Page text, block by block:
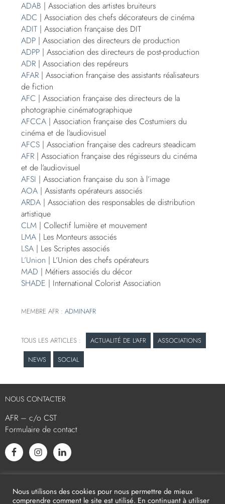
ADAB | Association des artistes bruiteurs
ADC | Association des chefs décorateurs de cinéma
ADIT | Association française des DIT
ADP | Association des directeurs de production
ADPP | Association des directeurs de post-production
ADR | Association des repéreurs
AFAR | Association française des assistants réalisateurs
de fiction
AFC | Association française des directeurs de la
photographie cinématographique
AFCCA | Association française des Costumiers du
cinéma et de l’audiovisuel
AFCS | Association française des cadreurs steadicam
AFR | Association française des régisseurs du cinéma
et de l’audiovisuel
AFSI | Association française du son à l’image
AOA | Assistants opérateurs associés
ARDA | Association des responsables de distribution
artistique
CLM | Collectif lumière et mouvement
LMA | Les Monteurs associés
LSA | Les Scriptes associés
L’Union | L’Union des chefs opérateurs
MAD | Métiers associés du décor
SHADE | International Colorist Association
MEMBRE AFR :ADMINAFR
ACTUALITÉ DE L'AFR
ASSOCIATIONS
NEWS
SOCIAL
NOUS CONTACTER
AFR – c/o CST
Formulaire de contact
Nous utilisons des cookies pour nous permettre de mieux
comprendre comment le site est utilisé. En continuant à utiliser